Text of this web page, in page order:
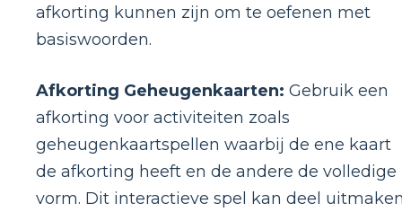
afkorting kunnen zijn om te oefenen met
basiswoorden.
Afkorting Geheugenkaarten: Gebruik een
afkorting voor activiteiten zoals
geheugenkaartspellen waarbij de ene kaart
de afkorting heeft en de andere de volledige
vorm. Dit interactieve spel kan deel